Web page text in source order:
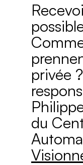
privée
du